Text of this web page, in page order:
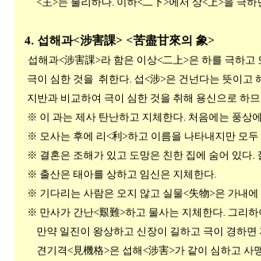
4. 섭해과<涉害課> <苦盡甘來의 象>
섭해과<涉害課>라 함은 이상<二上>은 하를 극하
극이 심한 것을 취한다. 섭<涉>은 건넌다는 뜻이고
지반과 비교하여 극이 심한 것을 취해 용신으로 하
※ 이 과는 제사 탄난하고 지체한다. 처음에는
※ 모사는 후에 리<利>하고 이름을 나타내지만 모두
※ 결혼은 조해가 있고 도망은 친한 집에 숨어 있다.
※ 출산은 태아를 상하고 임신은 지체한다.
※ 기다리는 사람은 오지 않고 실물<失物>은 가내에
※ 만사가 간난<艱難>하고 물사는 지체한다. 그리하
만약 일진이 왕상하고 신장이 길하고 극이 경하면
견기격<見機格>은 섭해<涉害>가 같이 심하고 사